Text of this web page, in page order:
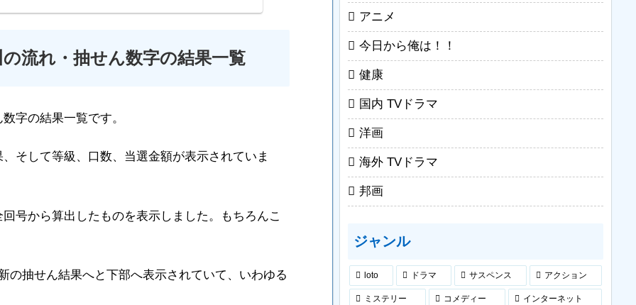
流れ・抽せん数字の結果一覧
字の結果一覧です。
そして等級、口数、当選金額が表示されていま
号から算出したものを表示しました。もちろんこ
の抽せん結果へと下部へ表示されていて、いわゆる
アニメ
今日から俺は！！
健康
国内 TVドラマ
洋画
海外 TVドラマ
邦画
ジャンル
loto ドラマ サスペンス アクション
ミステリー コメディー インターネット